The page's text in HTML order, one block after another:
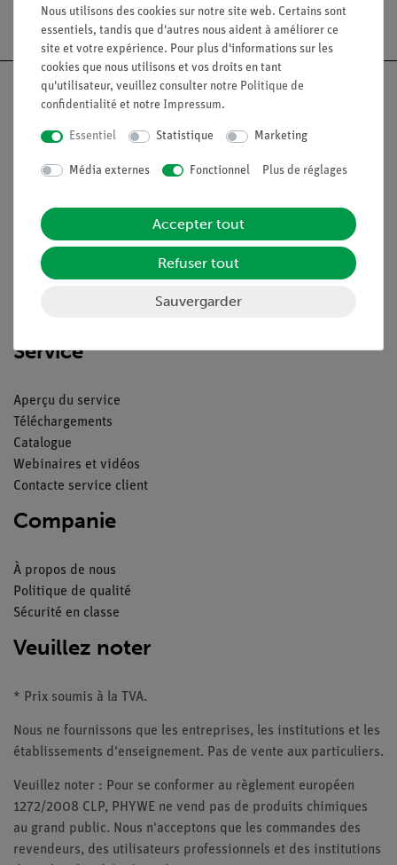
Livraison gratuite à partir de 300,- €.
Nach oben
Légal
Contact
Conditions générales de vente
Déclaration de confidentialité
Service
Aperçu du service
Téléchargements
Catalogue
Webinaires et vidéos
Contacte service client
Companie
À propos de nous
Politique de qualité
Sécurité en classe
Veuillez noter
* Prix soumis à la TVA.
Nous ne fournissons que les entreprises, les institutions et les
établissements d'enseignement. Pas de vente aux particuliers.
Veuillez noter : Pour se conformer au règlement européen
1272/2008 CLP, PHYWE ne vend pas de produits chimiques
au grand public. Nous n'acceptons que les commandes des
revendeurs, des utilisateurs professionnels et des institutions
Nous utilisons des cookies sur notre site web. Certains sont
essentiels, tandis que d'autres nous aident à améliorer ce
site et votre expérience. Pour plus d'informations sur les
cookies que nous utilisons et vos droits en tant
qu'utilisateur, veuillez consulter notre Politique de
confidentialité et notre Impressum.
Essentiel Statistique Marketing
Média externes Fonctionnel Plus de réglages
Accepter tout
Refuser tout
Sauvergarder